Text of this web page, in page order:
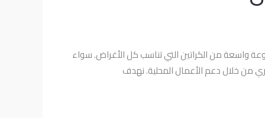
واسعة من الكراتين التي تناسب كل الأغراض. سواء
من خلال دعم الأعمال المحلية. نهدف